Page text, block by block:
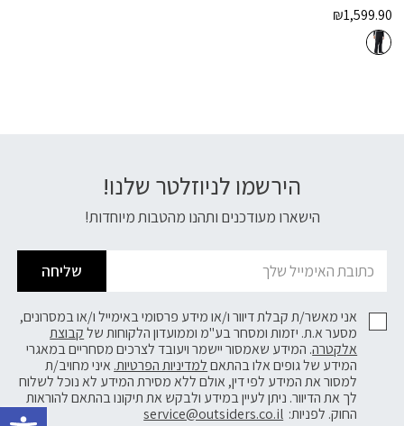
₪1,599.90
הירשמו לניוזלטר שלנו!
הישארו מעודכנים ותהנו מהטבות מיוחדות!
שליחה
אני מאשר/ת קבלת דיוור ו/או מידע פרסומי באימייל ו/או במסרונים,
מסער א.ת. יזמות ומסחר בע"מ וממועדון הלקוחות שלקבוצת
אלקטרה. המידע שאמסור יישמר ויעובד לצרכים מסחריים במאגרי
המידע של גופים אלו בהתאםלמדיניות הפרטיות. איני מחויב/ת
למסור את המידע לפי דין, אולם ללא מסירת המידע לא נוכל לשלוח
לך את הדיוור. ניתן לעיין במידע ולבקש את תיקונו בהתאם להוראות
החוק. לפניות: service@outsiders.co.il